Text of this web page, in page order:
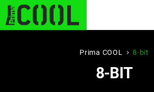
BUFFY,
AVENGERS 5
Prima COOL 8-bit
8-BIT